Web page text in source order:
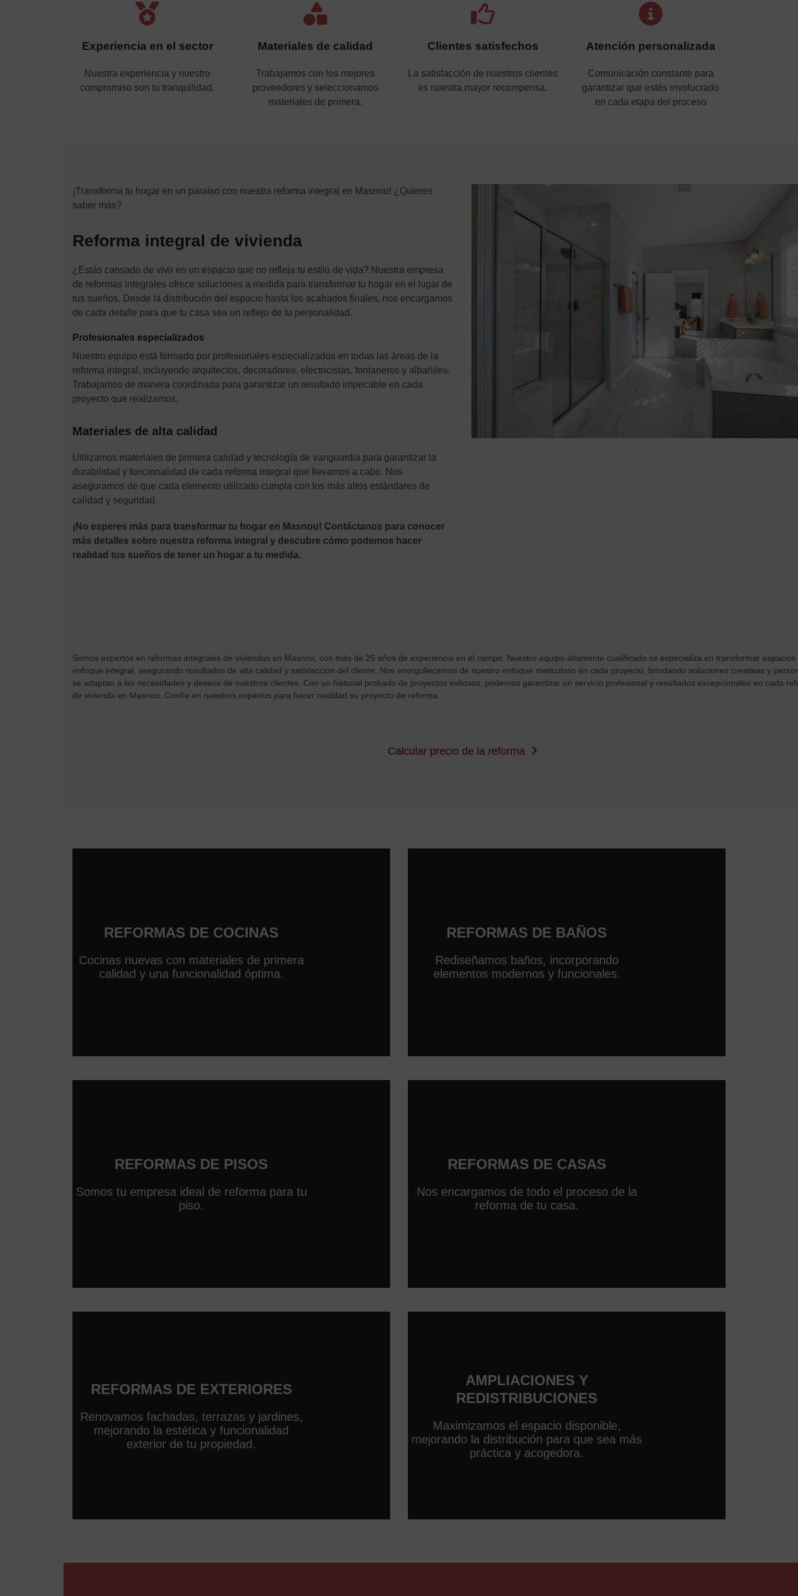
Experiencia en el sector
Nuestra experiencia y nuestro
compromiso son tu tranquilidad.
Materiales de calidad
Trabajamos con los mejores
proveedores y seleccionamos
materiales de primera.
Clientes satisfechos
La satisfacción de nuestros clientes
es nuestra mayor recompensa.
Atención personalizada
Comunicación constante para
garantizar que estés involucrado
en cada etapa del proceso
¡Transforma tu hogar en un paraíso con nuestra reforma integral en Masnou! ¿Quieres
saber más?
Reforma integral de vivienda
¿Estás cansado de vivir en un espacio que no refleja tu estilo de vida? Nuestra empresa
de reformas integrales ofrece soluciones a medida para transformar tu hogar en el lugar de
tus sueños. Desde la distribución del espacio hasta los acabados finales, nos encargamos
de cada detalle para que tu casa sea un reflejo de tu personalidad.
Profesionales especializados
Nuestro equipo está formado por profesionales especializados en todas las áreas de la
reforma integral, incluyendo arquitectos, decoradores, electricistas, fontaneros y albañiles.
Trabajamos de manera coordinada para garantizar un resultado impecable en cada
proyecto que realizamos.
Materiales de alta calidad
Utilizamos materiales de primera calidad y tecnología de vanguardia para garantizar la
durabilidad y funcionalidad de cada reforma integral que llevamos a cabo. Nos
aseguramos de que cada elemento utilizado cumpla con los más altos estándares de
calidad y seguridad.
¡No esperes más para transformar tu hogar en Masnou! Contáctanos para conocer
más detalles sobre nuestra reforma integral y descubre cómo podemos hacer
realidad tus sueños de tener un hogar a tu medida.
Somos expertos en reformas integrales de viviendas en Masnou, con más de 25 años de experiencia en el campo. Nuestro equipo altamente cualificado se especializa en transformar espacios
enfoque integral, asegurando resultados de alta calidad y satisfacción del cliente. Nos enorgullecemos de nuestro enfoque meticuloso en cada proyecto, brindando soluciones creativas y
se adaptan a las necesidades y deseos de nuestros clientes. Con un historial probado de proyectos exitosos, podemos garantizar un servicio profesional y resultados excepcionales en cada
de vivienda en Masnou. Confíe en nuestros expertos para hacer realidad su proyecto de reforma.
Calcular precio de la reforma
REFORMAS DE COCINAS
Cocinas nuevas con materiales de primera
calidad y una funcionalidad óptima.
REFORMAS DE BAÑOS
Rediseñamos baños, incorporando
elementos modernos y funcionales.
REFORMAS DE PISOS
Somos tu empresa ideal de reforma para tu
piso.
REFORMAS DE CASAS
Nos encargamos de todo el proceso de la
reforma de tu casa.
REFORMAS DE EXTERIORES
Renovamos fachadas, terrazas y jardines,
mejorando la estética y funcionalidad
exterior de tu propiedad.
AMPLIACIONES Y
REDISTRIBUCIONES
Maximizamos el espacio disponible,
mejorando la distribución para que sea más
práctica y acogedora.